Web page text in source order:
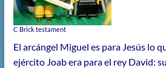
C Brick testament
El arcángel Miguel es para Jesús lo
ejército Joab era para el rey David: